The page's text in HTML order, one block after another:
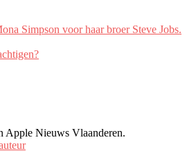
Simpson voor haar broer Steve Jobs.
Apple Nieuws Vlaanderen.